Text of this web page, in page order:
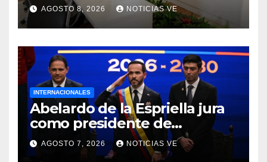
AGOSTO 8, 2026 NOTICIAS VE
INTERNACIONALES
Abelardo de la Espriella jura
como presidente de
Colombia para el periodo
2026-2030
AGOSTO 7, 2026 NOTICIAS VE